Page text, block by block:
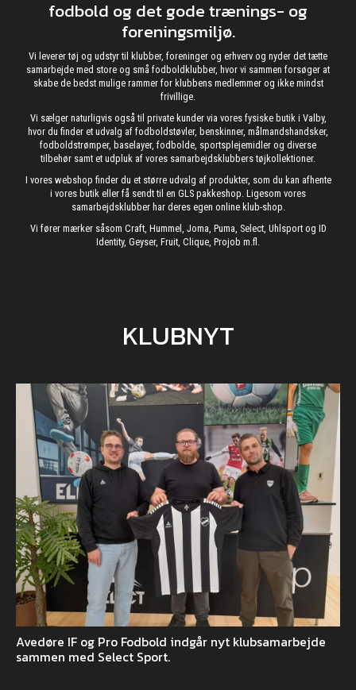
fodbold og det gode trænings- og
foreningsmiljø.
Vi leverer tøj og udstyr til klubber, foreninger og erhverv og nyder det tætte
samarbejde med store og små fodboldklubber, hvor vi sammen forsøger at
skabe de bedst mulige rammer for klubbens medlemmer og ikke mindst
frivillige.
Vi sælger naturligvis også til private kunder via vores fysiske butik i Valby,
hvor du finder et udvalg af fodboldstøvler, benskinner, målmandshandsker,
fodboldstrømper, baselayer, fodbolde, sportsplejemidler og diverse
tilbehør samt et udpluk af vores samarbejdsklubbers tøjkollektioner.
I vores webshop finder du et større udvalg af produkter, som du kan afhente
i vores butik eller få sendt til en GLS pakkeshop. Ligesom vores
samarbejdsklubber har deres egen online klub-shop.
Vi fører mærker såsom Craft, Hummel, Joma, Puma, Select, Uhlsport og ID
Identity, Geyser, Fruit, Clique, Projob m.fl.
KLUBNYT
Avedøre IF og Pro Fodbold indgår nyt klubsamarbejde
sammen med Select Sport.